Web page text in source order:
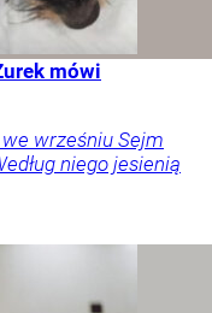
mówi
wrześniu Sejm
niego jesienią